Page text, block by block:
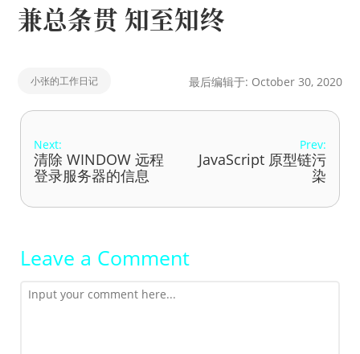
兼总条贯 知至知终
小张的工作日记 最后编辑于: October 30, 2020
Next:
清除 WINDOW 远程
登录服务器的信息
Prev:
JavaScript 原型链污
染
Leave a Comment